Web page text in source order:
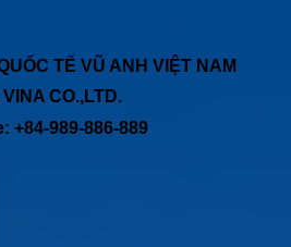
TẾ VŨ ANH VIỆT NAM
VINA CO.,LTD.
+84-989-886-889